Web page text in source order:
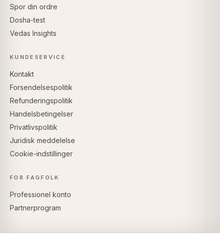
Spor din ordre
Dosha-test
Vedas Insights
KUNDESERVICE
Kontakt
Forsendelsespolitik
Refunderingspolitik
Handelsbetingelser
Privatlivspolitik
Juridisk meddelelse
Cookie-indstillinger
FOR FAGFOLK
Professionel konto
Partnerprogram